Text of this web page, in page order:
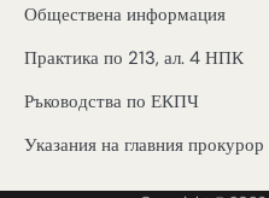
Обществена информация
Практика по 213, ал. 4 НПК
Ръководства по ЕКПЧ
Указания на главния прокурор